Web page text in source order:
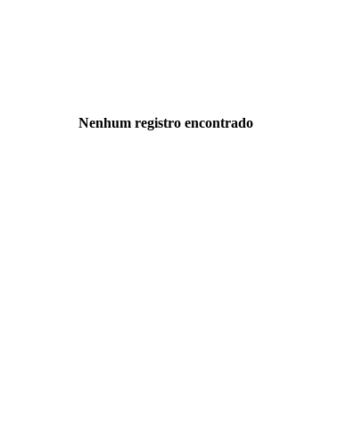
Nenhum registro encontrado